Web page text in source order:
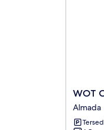
WOT
Costa
da
Caparica
WOT
Almada